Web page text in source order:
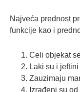
Najveća prednost
funkcije kao i
Celi objekat
Laki su i jeftini
Zauzimaju
Izrađeni su